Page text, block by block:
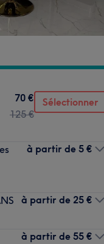
70 €
125 €
Sélectionner
à partir de 5 €
à partir de 25 €
à partir de 55 €